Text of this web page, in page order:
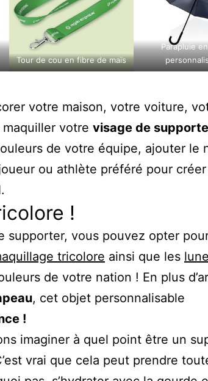
Tour de cou en fibre de maïs
Parapluie
votre maison, votre voiture,
votre visage de
de votre équipe, ajouter le
ou athlète préféré pour
!
supporter, vous pouvez opter
tricolore ainsi que les
de votre nation ! En plus
, cet objet personnalisable
!
imaginer à quel point être un
vrai que cela peut prendre